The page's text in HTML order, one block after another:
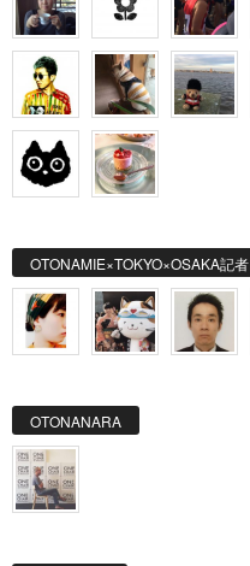
OTONAMIE×TOKYO×OSAKA記者
OTONANARA